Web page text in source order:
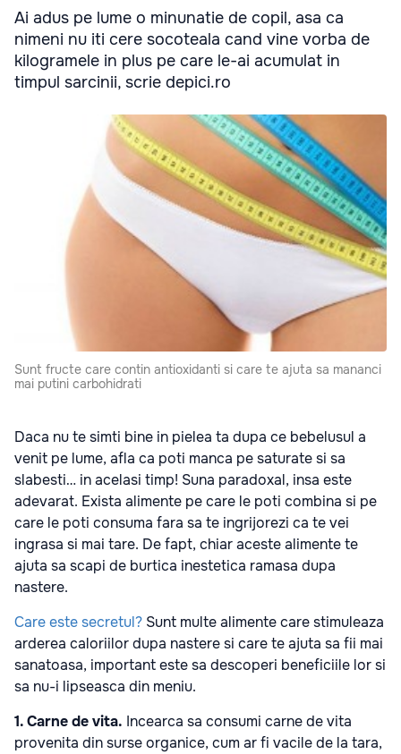
Ai adus pe lume o minunatie de copil, asa ca
nimeni nu iti cere socoteala cand vine vorba de
kilogramele in plus pe care le-ai acumulat in
timpul sarcinii, scrie depici.ro
Sunt fructe care contin antioxidanti si care te ajuta sa mananci
mai putini carbohidrati
Daca nu te simti bine in pielea ta dupa ce bebelusul a
venit pe lume, afla ca poti manca pe saturate si sa
slabesti… in acelasi timp! Suna paradoxal, insa este
adevarat. Exista alimente pe care le poti combina si pe
care le poti consuma fara sa te ingrijorezi ca te vei
ingrasa si mai tare. De fapt, chiar aceste alimente te
ajuta sa scapi de burtica inestetica ramasa dupa
nastere.
Care este secretul? Sunt multe alimente care stimuleaza
arderea caloriilor dupa nastere si care te ajuta sa fii mai
sanatoasa, important este sa descoperi beneficiile lor si
sa nu-i lipseasca din meniu.
1. Carne de vita. Incearca sa consumi carne de vita
provenita din surse organice, cum ar fi vacile de la tara,